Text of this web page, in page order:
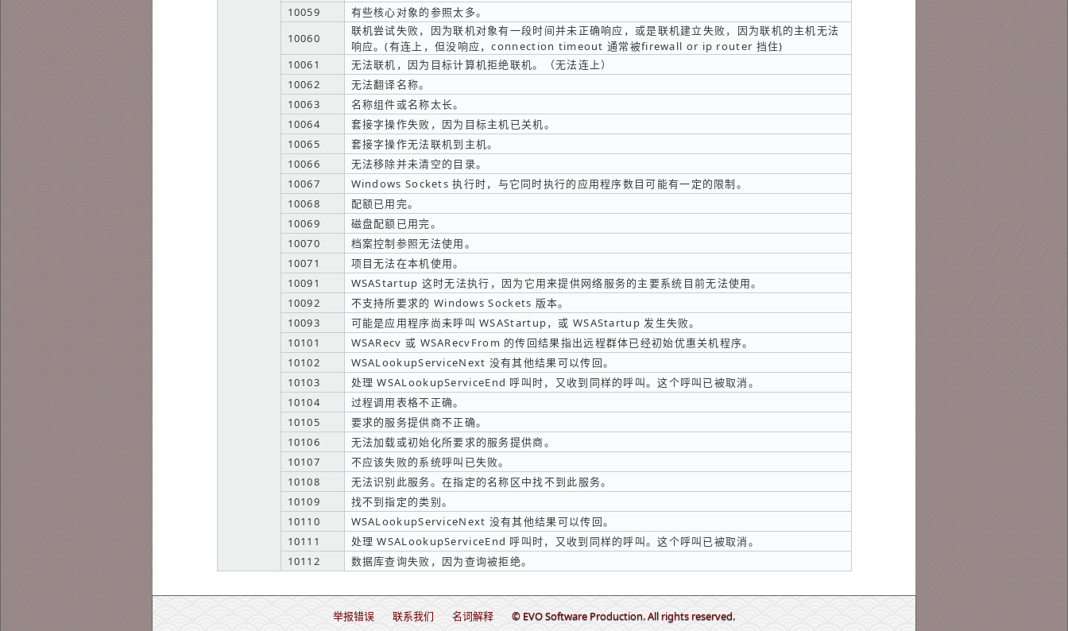
10059
有些核心对象的参照太多。
10060
联机尝试失败，因为联机对象有一段时间并未正确响应，或是联机建立失败，因为联机的主机无法
响应。(有连上，但没响应，connection timeout 通常被firewall or ip router 挡住)
10061
无法联机，因为目标计算机拒绝联机。（无法连上）
10062
无法翻译名称。
10063
名称组件或名称太长。
10064
套接字操作失败，因为目标主机已关机。
10065
套接字操作无法联机到主机。
10066
无法移除并未清空的目录。
10067
Windows Sockets 执行时，与它同时执行的应用程序数目可能有一定的限制。
10068
配额已用完。
10069
磁盘配额已用完。
10070
档案控制参照无法使用。
10071
项目无法在本机使用。
10091
WSAStartup 这时无法执行，因为它用来提供网络服务的主要系统目前无法使用。
10092
不支持所要求的 Windows Sockets 版本。
10093
可能是应用程序尚未呼叫 WSAStartup，或 WSAStartup 发生失败。
10101
WSARecv 或 WSARecvFrom 的传回结果指出远程群体已经初始优惠关机程序。
10102
WSALookupServiceNext 没有其他结果可以传回。
10103
处理 WSALookupServiceEnd 呼叫时，又收到同样的呼叫。这个呼叫已被取消。
10104
过程调用表格不正确。
10105
要求的服务提供商不正确。
10106
无法加载或初始化所要求的服务提供商。
10107
不应该失败的系统呼叫已失败。
10108
无法识别此服务。在指定的名称区中找不到此服务。
10109
找不到指定的类别。
10110
WSALookupServiceNext 没有其他结果可以传回。
10111
处理 WSALookupServiceEnd 呼叫时，又收到同样的呼叫。这个呼叫已被取消。
10112
数据库查询失败，因为查询被拒绝。
举报错误 联系我们 名词解释 © EVO Software Production. All rights reserved.